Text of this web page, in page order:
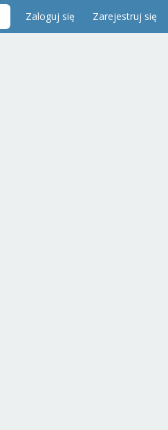
Zaloguj się Zarejestruj się